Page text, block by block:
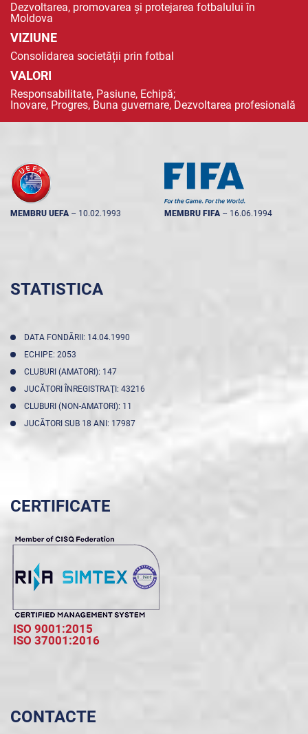
Dezvoltarea, promovarea și protejarea fotbalului în
Moldova
VIZIUNE
Consolidarea societății prin fotbal
VALORI
Responsabilitate, Pasiune, Echipă;
Inovare, Progres, Buna guvernare, Dezvoltarea profesională
MEMBRU UEFA -- 10.02.1993 MEMBRU FIFA -- 16.06.1994
STATISTICA
DATA FONDĂRII: 14.04.1990
ECHIPE: 2053
CLUBURI (AMATORI): 147
JUCĂTORI ÎNREGISTRAŢI: 43216
CLUBURI (NON-AMATORI): 11
JUCĂTORI SUB 18 ANI: 17987
CERTIFICATE
ISO 9001:2015
ISO 37001:2016
CONTACTE